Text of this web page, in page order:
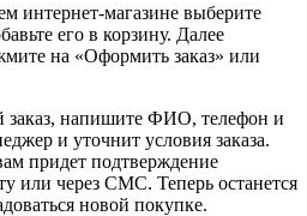
интернет-магазине выберите
его в корзину. Далее
на «Оформить заказ» или
заказ, напишите ФИО, телефон и
и уточнит условия заказа.
придет подтверждение
или через СМС. Теперь останется
новой покупке.